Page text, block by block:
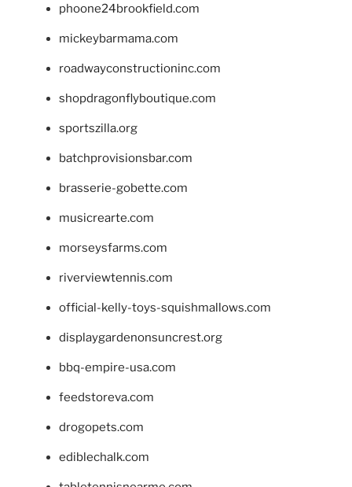
phoone24brookfield.com
mickeybarmama.com
roadwayconstructioninc.com
shopdragonflyboutique.com
sportszilla.org
batchprovisionsbar.com
brasserie-gobette.com
musicrearte.com
morseysfarms.com
riverviewtennis.com
official-kelly-toys-squishmallows.com
displaygardenonsuncrest.org
bbq-empire-usa.com
feedstoreva.com
drogopets.com
ediblechalk.com